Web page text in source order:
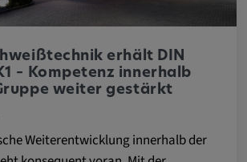
erhält DIN
– Kompetenz innerhalb
weiter gestärkt
Weiterentwicklung innerhalb der
Cookie werden die Präferenzen